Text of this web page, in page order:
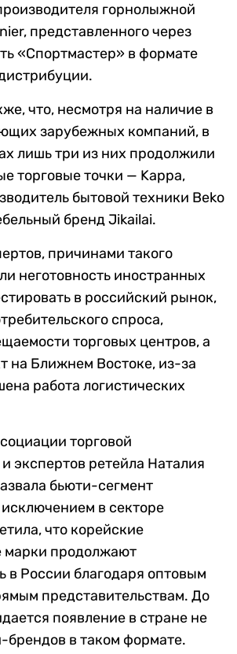
горнолыжной
представленного через
«Спортмастер» в формате
что, несмотря на наличие в
зарубежных компаний, в
лишь три из них продолжили
торговые точки — Kappa,
бытовой техники Beko
бренд Jikailai.
причинами такого
неготовность иностранных
в российский рынок,
спроса,
торговых центров, а
на Ближнем Востоке, из-за
работа логистических
торговой
экспертов ретейла Наталия
бьюти-сегмент
в секторе
что корейские
марки продолжают
в России благодаря оптовым
представительствам. До
появление в стране не
брендов в таком формате.